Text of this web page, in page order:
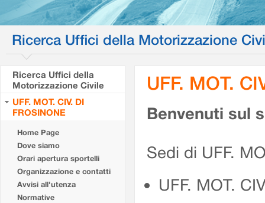
Ricerca Uffici della Motorizzazione
Ricerca Uffici della
Motorizzazione Civile
UFF. MOT. CIV. DI
FROSINONE
Home Page
Dove siamo
Orari apertura sportelli
Organizzazione e contatti
Avvisi all'utenza
Normative
UFF. MOT.
Benvenuti sul
Sedi di UFF.
UFF. MOT.